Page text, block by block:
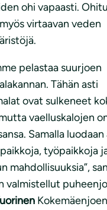
ohi vapaasti.
virtaavan veden
pelastaa suurjoen
Tähän asti
ovat sulkeneet
vaelluskalojen
Samalla
työpaikkoja
mahdollisuuksia”,
valmistellut